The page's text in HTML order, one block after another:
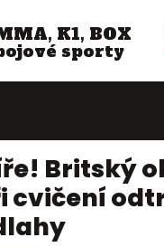
K1, BOX
sporty
Britský
cvičení